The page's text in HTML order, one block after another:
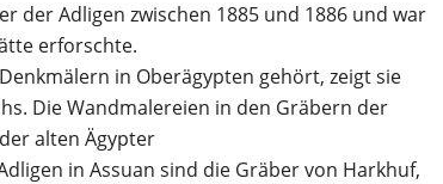
der Adligen zwischen 1885 und 1886 und war
erforschte.
in Oberägypten gehört, zeigt sie
Die Wandmalereien in den Gräbern der
alten Ägypter
in Assuan sind die Gräber von Harkhuf,